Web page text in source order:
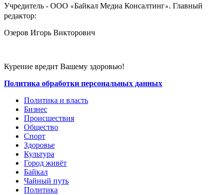
Учредитель - ООО «Байкал Медиа Консалтинг». Главный
редактор:
Озеров Игорь Викторович
Курение вредит Вашему здоровью!
Политика обработки персональных данных
Политика и власть
Бизнес
Происшествия
Общество
Cпорт
Здоровье
Культура
Город живёт
Байкал
Чайный путь
Политика